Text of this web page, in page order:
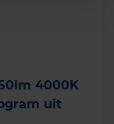
4000K
uit